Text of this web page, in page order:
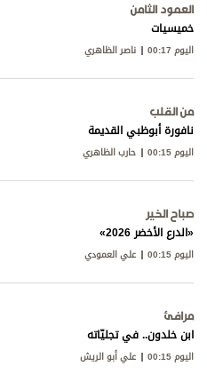
العمود الثامن
خميسيات
اليوم 00:17 ناصر الظاهري
من القلب
نافورة أبوظبي القديمة
اليوم 00:15 حارب الظاهري
صباح الخير
«الدرع الأخضر 2026»
اليوم 00:15 علي العمودي
مرافئ
ابن خلدون.. في تجليّاته
اليوم 00:15 علي أبو الريش